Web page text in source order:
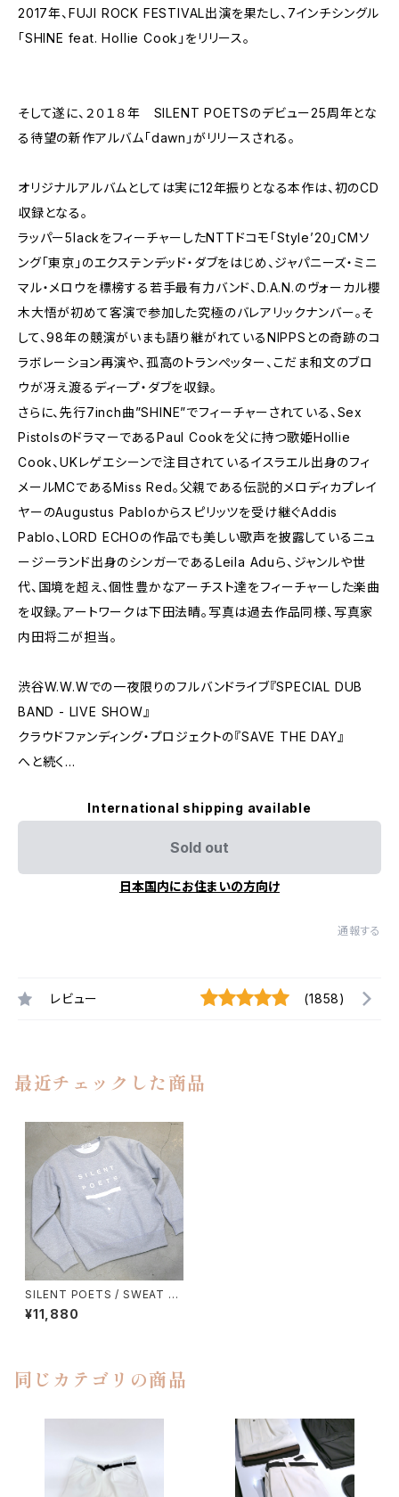
2017年、FUJI ROCK FESTIVAL出演を果たし、7インチシングル
「SHINE feat. Hollie Cook」をリリース。
そして遂に、２０１８年 SILENT POETSのデビュー25周年とな
る待望の新作アルバム「dawn」がリリースされる。
オリジナルアルバムとしては実に12年振りとなる本作は、初のCD
収録となる。
ラッパー5lackをフィーチャーしたNTTドコモ「Style’20」CMソ
ング「東京」のエクステンデッド・ダブをはじめ、ジャパニーズ・ミニ
マル・メロウを標榜する若手最有力バンド、D.A.N.のヴォーカル櫻
木大悟が初めて客演で参加した究極のバレアリックナンバー。そ
して、98年の競演がいまも語り継がれているNIPPSとの奇跡のコ
ラボレーション再演や、孤高のトランぺッター、こだま和文のブロ
ウが冴え渡るディープ・ダブを収録。
さらに、先行7inch曲”SHINE”でフィーチャーされている、Sex
PistolsのドラマーであるPaul Cookを父に持つ歌姫Hollie
Cook、UKレゲエシーンで注目されているイスラエル出身のフィ
メールMCであるMiss Red。父親である伝説的メロディカプレイ
ヤーのAugustus Pabloからスピリッツを受け継ぐAddis
Pablo、LORD ECHOの作品でも美しい歌声を披露しているニュ
ージーランド出身のシンガーであるLeila Aduら、ジャンルや世
代、国境を超え、個性豊かなアーチスト達をフィーチャーした楽曲
を収録。アートワークは下田法晴。写真は過去作品同様、写真家
内田将二が担当。
渋谷W.W.Wでの一夜限りのフルバンドライブ『SPECIAL DUB
BAND - LIVE SHOW』
クラウドファンディング・プロジェクトの『SAVE THE DAY』
へと続く…
International shipping available
Sold out
日本国内にお住まいの方向け
通報する
レビュー (1858)
最近チェックした商品
SILENT POETS / SWEAT S
HIRTS（SILENT POETS）
¥11,880
同じカテゴリの商品